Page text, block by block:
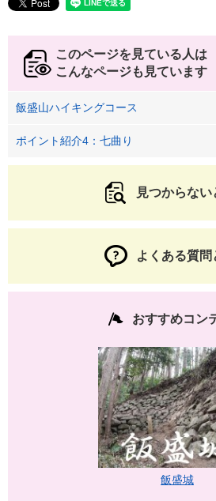
このページを見ている人は
こんなページも見ています
飯盛山ハイキングコース
ポイント紹介4：七曲り
見つからない
よくある質問
おすすめコン
飯盛城